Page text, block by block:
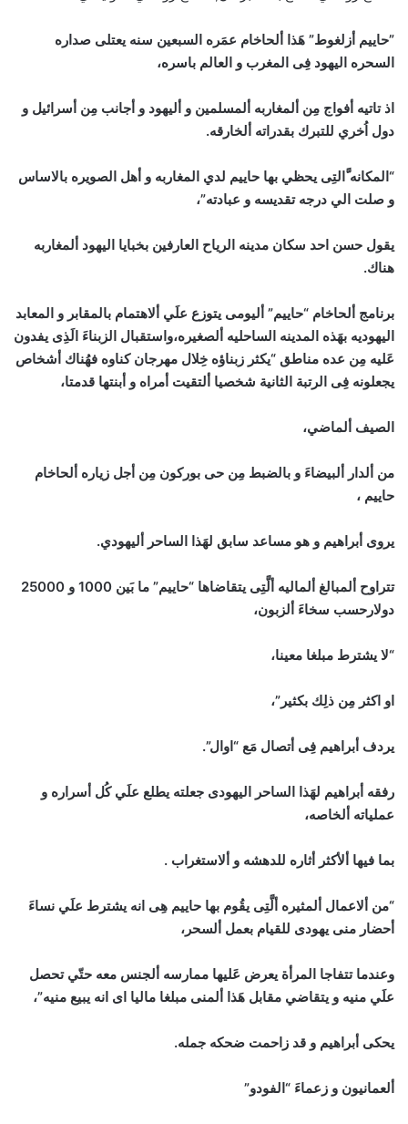
”حاييم أزلغوط” هَذا ألحاخام عمَره السبعين سنه يعتلى صداره
السحره اليهود فِى المغرب و العالم باسره،
اذ تاتيه أفواج مِن ألمغاربه ألمسلمين و أليهود و أجانب مِن أسرائيل و
دول اُخري للتبرك بقدراته ألخارقه.
“المكانه َّالتِى يحظي بها حاييم لدي المغاربه و أهل الصويره بالاساس
و صلت الي درجه تقديسه و عبادته”،
يقول حسن احد سكان مدينه الرياح العارفين بخبايا اليهود ألمغاربه
هناك.
برنامج ألحاخام “حاييم” أليومى يتوزع علَي ألاهتمام بالمقابر و المعابد
اليهوديه بهَذه المدينه الساحليه ألصغيره،واستقبال الزبناءَ الَذِى يفدون
عَليه مِن عده مناطق “يكثر زبناؤه خِلال مهرجان كناوه فهُناك أشخاص
يجعلونه فِى الرتبة الثانية شخصيا ألتقيت أمراه و أبنتها قدمتا،
الصيف ألماضي،
من ألدار ألبيضاءَ و بالضبط مِن حى بوركون مِن أجل زياره ألحاخام
حاييم ،
يروى أبراهيم و هو مساعد سابق لهَذا الساحر أليهودي.
تتراوح ألمبالغ ألماليه ألَّتِى يتقاضاها “حاييم” ما بَين 1000 و 25000
دولارحسب سخاءَ ألزبون،
“لا يشترط مبلغا معينا،
او اكثر مِن ذلِك بكثير”،
يردف أبراهيم فِى أتصال مَع “اوال”.
رفقه أبراهيم لهَذا الساحر اليهودى جعلته يطلع علَي كُل أسراره و
عملياته ألخاصه،
بما فيها ألأكثر أثاره للدهشه و ألاستغراب .
“من ألاعمال ألمثيره ألَّتِى يقُوم بها حاييم هِى انه يشترط علَي نساءَ
أحضار منى يهودى للقيام بعمل ألسحر،
وعندما تتفاجا المرأة يعرض عَليها ممارسه ألجنس معه حتّي تحصل
علَي منيه و يتقاضي مقابل هَذا ألمنى مبلغا ماليا اى انه يبيع منيه”،
يحكى أبراهيم و قد زاحمت ضحكه جمله.
ألعمانيون و زعماءَ “الفودو”